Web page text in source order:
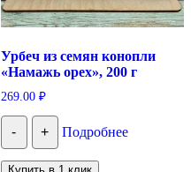
Урбеч из семян конопли
«Намажь орех», 200 г
269.00 ₽
- + Подробнее